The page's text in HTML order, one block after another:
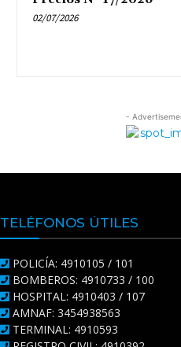
02/07/2026
-
TELÉFONOS ÚTILES
POLICÍA: 4910105 / 101
BOMBEROS: 4910733 / 100
HOSPITAL: 4910403 / 107
AMNAF: 3454938563
TERMINAL: 4910593